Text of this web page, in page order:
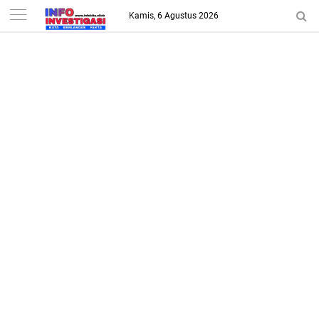
-->
Kamis, 6 Agustus 2026